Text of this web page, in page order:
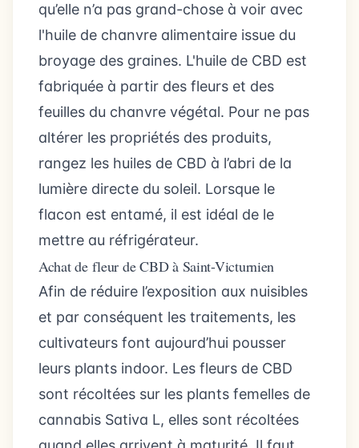
qu’elle n’a pas grand-chose à voir avec
l'huile de chanvre alimentaire issue du
broyage des graines. L'huile de CBD est
fabriquée à partir des fleurs et des
feuilles du chanvre végétal. Pour ne pas
altérer les propriétés des produits,
rangez les huiles de CBD à l’abri de la
lumière directe du soleil. Lorsque le
flacon est entamé, il est idéal de le
mettre au réfrigérateur.
Achat de fleur de CBD à Saint-Victurnien
Afin de réduire l’exposition aux nuisibles
et par conséquent les traitements, les
cultivateurs font aujourd’hui pousser
leurs plants indoor. Les fleurs de CBD
sont récoltées sur les plants femelles de
cannabis Sativa L, elles sont récoltées